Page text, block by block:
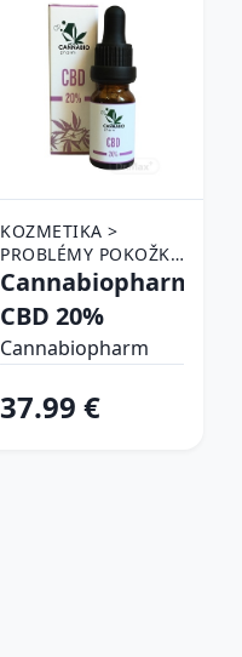
KOZMETIKA >
PROBLÉMY POKOŽKY
> AKNÉ A
PROBLEMATICKÁ
PLEŤ
Cannabiopharm
CBD 20%
Cannabiopharm
37.99 €